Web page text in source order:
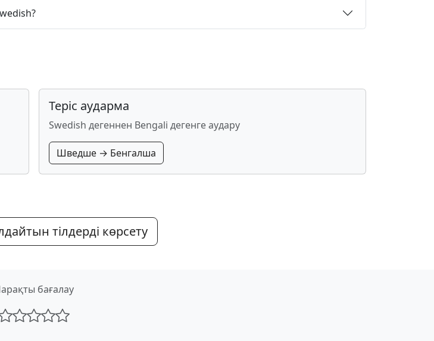
Теріс аударма
Swedish дегеннен Bengali дегенге аудару
Шведше → Бенгалша
тілдерді көрсету
бағалау